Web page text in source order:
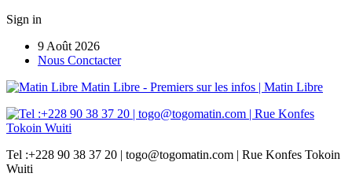
Sign in
9 Août 2026
Nous Conctacter
Matin Libre - Premiers sur les infos | Matin Libre
Tel :+228 90 38 37 20 | togo@togomatin.com | Rue Konfes Tokoin
Wuiti